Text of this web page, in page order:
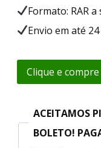
Formato: RAR
Envio em até
Clique e
ACEITAMOS
BOLETO!